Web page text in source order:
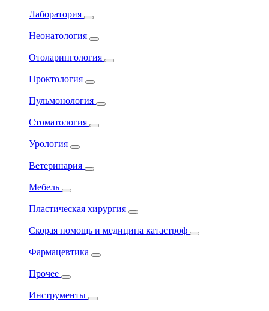
Лаборатория
Неонатология
Отоларингология
Проктология
Пульмонология
Стоматология
Урология
Ветеринария
Мебель
Пластическая хирургия
Скорая помощь и медицина катастроф
Фармацевтика
Прочее
Инструменты